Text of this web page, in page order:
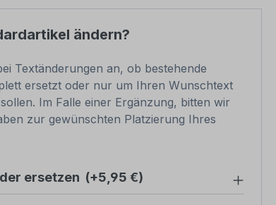
ändern?
Textänderungen an, ob bestehende
ersetzt oder nur um Ihren Wunschtext
Im Falle einer Ergänzung, bitten wir
zur gewünschten Platzierung Ihres
ersetzen (+5,95 €)